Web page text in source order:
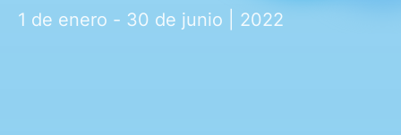
1 de enero - 30 de junio | 2022